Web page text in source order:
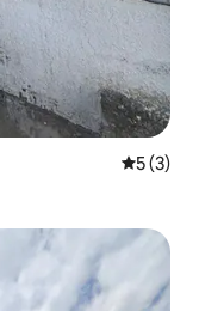
5 de
5 (3)